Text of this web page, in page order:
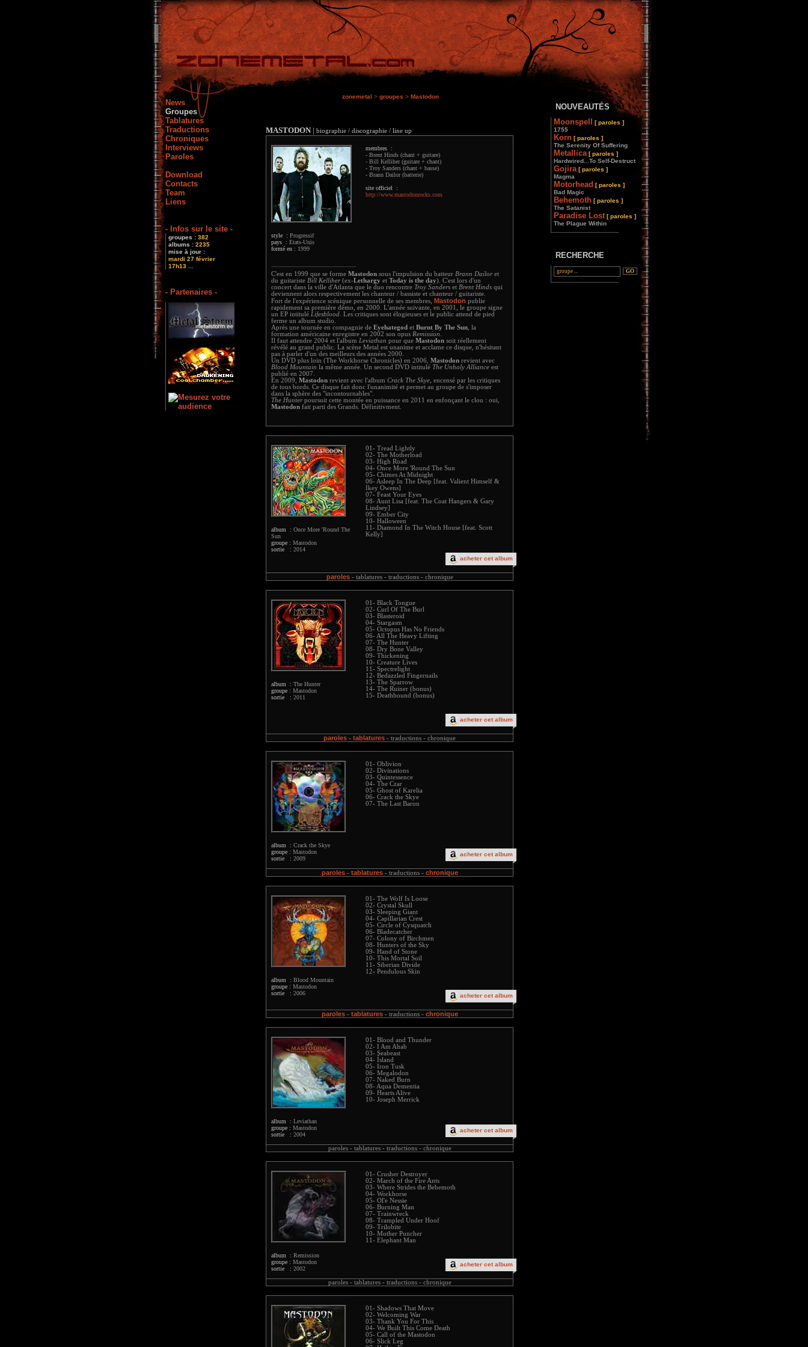
News
Groupes
Tablatures
Traductions
Chroniques
Interviews
Paroles
Download
Contacts
Team
Liens
- Infos sur le site -
groupes : 382
albums : 2235
mise à jour :
mardi 27 février
17h13 ...
- Partenaires -
zonemetal > groupes > Mastodon
MASTODON | biographie / discographie / line up
style : Progressif
pays : Etats-Unis
formé en : 1999
membres :
- Brent Hinds (chant + guitare)
- Bill Kelliher (guitare + chant)
- Troy Sanders (chant + basse)
- Brann Dailor (batterie)
site officiel :
http://www.mastodonrocks.com
C'est en 1999 que se forme Mastodon sous l'impulsion du batteur Brann Dailoret
du guitariste Bill Kelliher(ex-Lethargy et Today is the day). C'est lors d'un
concert dans la ville d'Atlanta que le duo rencontre Troy Sanders et Brent Hinds qui
deviennent alors respectivement les chanteur / bassiste et chanteur / guitariste.
Fort de l'expérience scénique personnelle de ses membres, Mastodon publie
rapidement sa première démo, en 2000. L'année suivante, en 2001, le groupe signe
un EP intitulé Lifesblood . Les critiques sont élogieuses et le public attend de pied
ferme un album studio.
Après une tournée en compagnie de Eyehategod et Burnt By The Sun , la
formation américaine enregistre en 2002 son opus Remission
Il faut attendre 2004 et l'album Leviathan pour que Mastodon soit réellement
révélé au grand public. La scène Metal est unanime et acclame ce disque, n'hésitant
pas à parler d'un des meilleurs des années 2000.
Un DVD plus loin (The Workhorse Chronicles) en 2006, Mastodon revient avec
Blood Mountain la même année. Un second DVD intitulé The Unholy Alliance est
publié en 2007.
En 2009, Mastodon revient avec l'album Crack The Skye , encensé par les critiques
de tous bords. Ce disque fait donc l'unanimité et permet au groupe de s'imposer
dans la sphère des "incontournables".
The Hunterpoursuit cette montée en puissance en 2011 en enfonçant le clou : oui,
Mastodon fait parti des Grands. Définitivment.
acheter cet album
album : Once More 'Round The
Sun
groupe : Mastodon
sortie : 2014
01- Tread Lightly
02- The Motherload
03- High Road
04- Once More 'Round The Sun
05- Chimes At Midnight
06- Asleep In The Deep [feat. Valient Himself &
Ikey Owens]
07- Feast Your Eyes
08- Aunt Lisa [feat. The Coat Hangers & Gary
Lindsey]
09- Ember City
10- Halloween
11- Diamond In The Witch House [feat. Scott
Kelly]
paroles- tablatures - traductions - chronique
acheter cet album
album : The Hunter
groupe : Mastodon
sortie : 2011
01- Black Tongue
02- Curl Of The Burl
03- Blasteroid
04- Stargasm
05- Octopus Has No Friends
06- All The Heavy Lifting
07- The Hunter
08- Dry Bone Valley
09- Thickening
10- Creature Lives
11- Spectrelight
12- Bedazzled Fingernails
13- The Sparrow
14- The Ruiner (bonus)
15- Deathbound (bonus)
paroles - tablatures - traductions - chronique
acheter cet album
album : Crack the Skye
groupe : Mastodon
sortie : 2009
01- Oblivion
02- Divinations
03- Quintessence
04- The Czar
05- Ghost of Karelia
06- Crack the Skye
07- The Last Baron
paroles- tablatures- traductions - chronique
acheter cet album
album : Blood Mountain
groupe : Mastodon
sortie : 2006
01- The Wolf Is Loose
02- Crystal Skull
03- Sleeping Giant
04- Capillarian Crest
05- Circle of Cysquatch
06- Bladecatcher
07- Colony of Birchmen
08- Hunters of the Sky
09- Hand of Stone
10- This Mortal Soil
11- Siberian Divide
12- Pendulous Skin
paroles- tablatures- traductions - chronique
acheter cet album
album : Leviathan
groupe : Mastodon
sortie : 2004
01- Blood and Thunder
02- I Am Ahab
03- Seabeast
04- Ísland
05- Iron Tusk
06- Megalodon
07- Naked Burn
08- Aqua Dementia
09- Hearts Alive
10- Joseph Merrick
paroles - tablatures - traductions - chronique
acheter cet album
album : Remission
groupe : Mastodon
sortie : 2002
01- Crusher Destroyer
02- March of the Fire Ants
03- Where Strides the Behemoth
04- Workhorse
05- Ol'e Nessie
06- Burning Man
07- Trainwreck
08- Trampled Under Hoof
09- Trilobite
10- Mother Puncher
11- Elephant Man
paroles - tablatures - traductions - chronique
01- Shadows That Move
02- Welcoming War
03- Thank You For This
04- We Built This Come Death
05- Call of the Mastodon
06- Slick Leg
NOUVEAUTÉS
Moonspell
[ paroles ]
1755
Korn [ paroles ]
The Serenity Of Suffering
Metallica [ paroles ]
Hardwired...To Self-Destruct
Gojira [ paroles ]
Magma
Motorhead [ paroles ]
Bad Magic
Behemoth [ paroles ]
The Satanist
Paradise Lost [ paroles ]
The Plague Within
________________
RECHERCHE
________________